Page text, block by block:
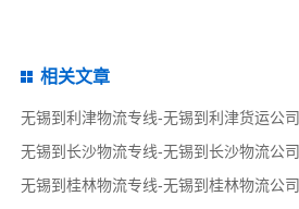
相关文章
无锡到利津物流专线-无锡到利津货运公司
无锡到长沙物流专线-无锡到长沙物流公司
无锡到桂林物流专线-无锡到桂林物流公司